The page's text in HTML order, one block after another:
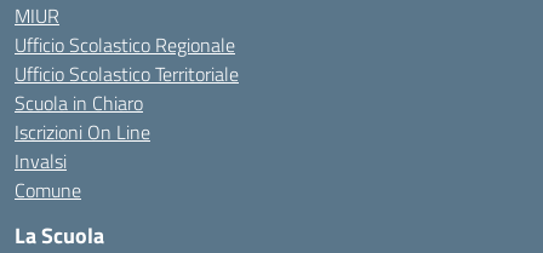
MIUR
Ufficio Scolastico Regionale
Ufficio Scolastico Territoriale
Scuola in Chiaro
Iscrizioni On Line
Invalsi
Comune
La Scuola